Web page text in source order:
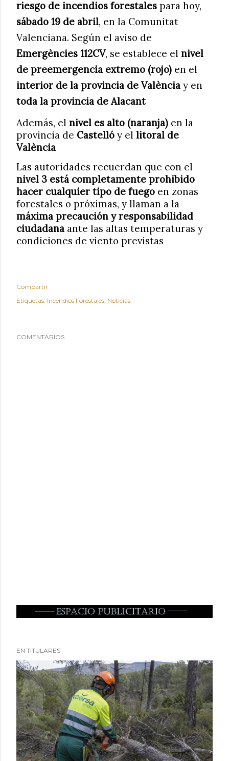
riesgo de incendios forestales para hoy,
sábado 19 de abril, en la Comunitat
Valenciana. Según el aviso de
Emergències 112CV, se establece el nivel
de preemergencia extremo (rojo) en el
interior de la provincia de València y en
toda la provincia de Alacant
Además, el nivel es alto (naranja) en la
provincia de Castelló y el litoral de
València
Las autoridades recuerdan que con el
nivel 3 está completamente prohibido
hacer cualquier tipo de fuego en zonas
forestales o próximas, y llaman a la
máxima precaución y responsabilidad
ciudadana ante las altas temperaturas y
condiciones de viento previstas
Compartir
Etiquetas: Incendios Forestales Noticias
COMENTARIOS
EN TITULARES